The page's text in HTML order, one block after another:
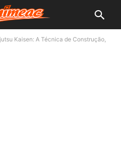
Kaisen: A Técnica de Construção,